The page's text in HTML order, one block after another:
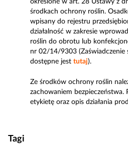
określone w art. 28 Ustawy z
środkach ochrony roślin.
wpisany do rejestru
działalność w zakresie
roślin do obrotu lub
nr 02/14/9303 (Zaświadczenie
dostępne jest tutaj).
Ze środków ochrony roślin
zachowaniem bezpieczeństwa.
etykietę oraz opis działania
Tagi